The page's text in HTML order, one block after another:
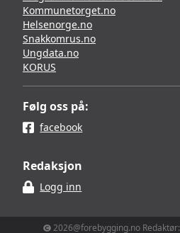
Kommunetorget.no
Helsenorge.no
Snakkomrus.no
Ungdata.no
KORUS
Følg oss på:
facebook
Redaksjon
Logg inn
2026@forebygging.no Redaktør: